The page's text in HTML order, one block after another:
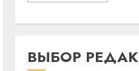
ВЫБОР